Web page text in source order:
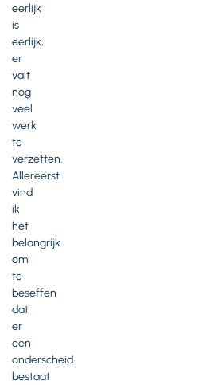
eerlijk
is
eerlijk,
er
valt
nog
veel
werk
te
verzetten.
Allereerst
vind
ik
het
belangrijk
om
te
beseffen
dat
er
een
onderscheid
bestaat